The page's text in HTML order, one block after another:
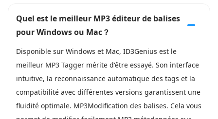
Quel est le meilleur MP3 éditeur de balises
pour Windows ou Mac？
Disponible sur Windows et Mac, ID3Genius est le
meilleur MP3 Tagger mérite d'être essayé. Son interface
intuitive, la reconnaissance automatique des tags et la
compatibilité avec différentes versions garantissent une
fluidité optimale. MP3Modification des balises. Cela vous